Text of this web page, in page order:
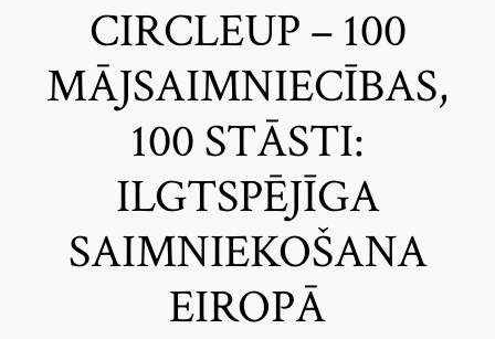
CIRCLEUP – 100
MĀJSAIMNIECĪBAS,
100 STĀSTI:
ILGTSPĒJĪGA
SAIMNIEKOŠANA
EIROPĀ